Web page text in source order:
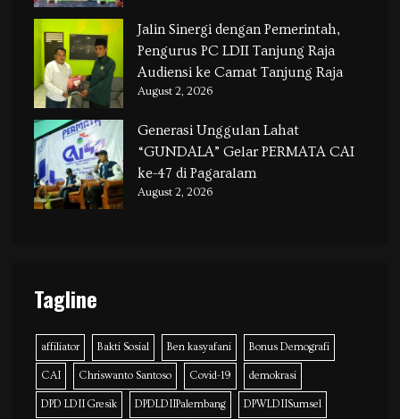
Jalin Sinergi dengan Pemerintah,
Pengurus PC LDII Tanjung Raja
Audiensi ke Camat Tanjung Raja
August 2, 2026
Generasi Unggulan Lahat
“GUNDALA” Gelar PERMATA CAI
ke-47 di Pagaralam
August 2, 2026
Tagline
affiliator Bakti Sosial Ben kasyafani Bonus Demografi
CAI Chriswanto Santoso Covid-19 demokrasi
DPD LDII Gresik DPDLDIIPalembang DPWLDIISumsel